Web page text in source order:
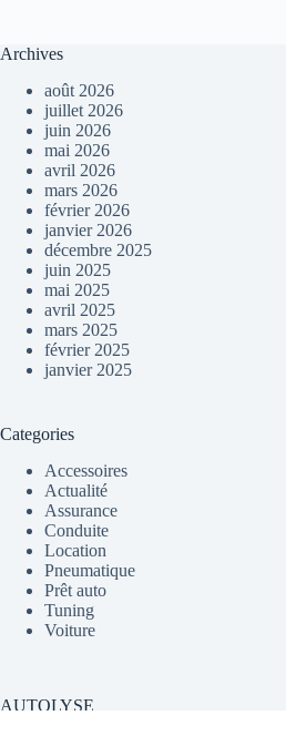
Archives
août 2026
juillet 2026
juin 2026
mai 2026
avril 2026
mars 2026
février 2026
janvier 2026
décembre 2025
juin 2025
mai 2025
avril 2025
mars 2025
février 2025
janvier 2025
Categories
Accessoires
Actualité
Assurance
Conduite
Location
Pneumatique
Prêt auto
Tuning
Voiture
AUTOLYSE